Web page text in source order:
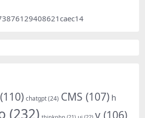
(110) chatgpt(24) CMS (107) h
(232) v (106)